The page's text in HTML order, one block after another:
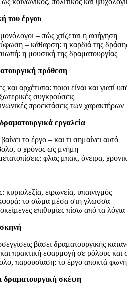
του έργου
– πώς χτίζεται η αφήγηση
– κάθαρση: η καρδιά της
η μουσική της δραματουργίας
πρόθεση
αρχέτυπα: ποιοι είναι και γιατί
συγκρούσεις
προεκτάσεις των χαρακτήρων
εργαλεία
το έργο – και τι σημαίνει αυτό
ο χρόνος ως μνήμη
φλας μπακ, όνειρα,
κυριολεξία, ειρωνεία, υπαινιγμός
το σώμα μέσα στη γλώσσα
επιθυμίες πίσω από τα λόγια
βάσει δραματουργικής
πρακτική εφαρμογή σε ρόλους και
παρουσίαση: το έργο αποκτά
δραματουργική σκέψη